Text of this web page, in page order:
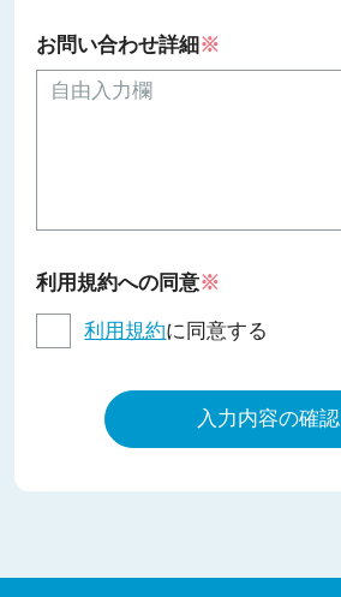
お問い合わせ詳細※
利用規約への同意※
利用規約に同意する
入力内容の確認